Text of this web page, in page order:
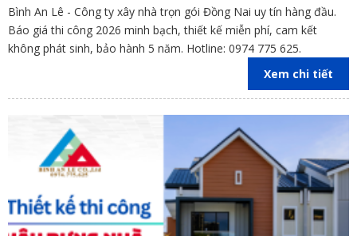
Bình An Lê - Công ty xây nhà trọn gói Đồng Nai uy tín hàng đầu.
Báo giá thi công 2026 minh bạch, thiết kế miễn phí, cam kết
không phát sinh, bảo hành 5 năm. Hotline: 0974 775 625.
Xem chi tiết